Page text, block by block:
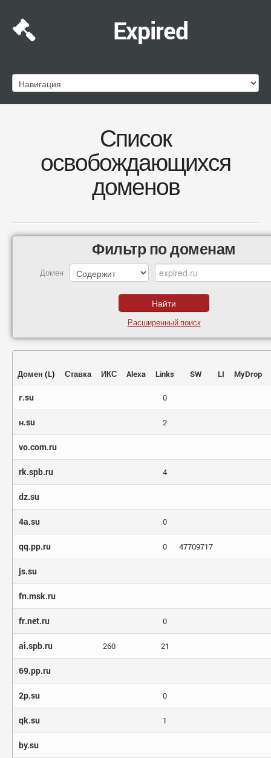
Expired
Список
освобождающихся
доменов
Фильтр по доменам
Домен
Расширенный поиск
Домен (L) Ставка ИКС Alexa Links SW LI MyDrop
г.su 0
н.su 2
vo.com.ru
rk.spb.ru 4
dz.su
4a.su 0
qq.pp.ru 0 47709717
js.su
fn.msk.ru
fr.net.ru 0
ai.spb.ru 260 21
69.pp.ru
2p.su 0
qk.su 1
by.su